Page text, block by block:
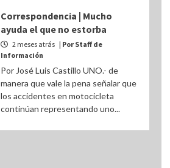
Correspondencia | Mucho
ayuda el que no estorba
2 meses atrás | Por Staff de
Información
Por José Luis Castillo UNO.- de
manera que vale la pena señalar que
los accidentes en motocicleta
continúan representando uno...